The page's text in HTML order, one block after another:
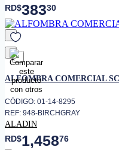
RD$38330
favorito
ALFOMBRA COMERCIAL
CÓDIGO: 01-14-8295
REF: 948-BIRCHGRAY
ALADIN
RD$1,45876